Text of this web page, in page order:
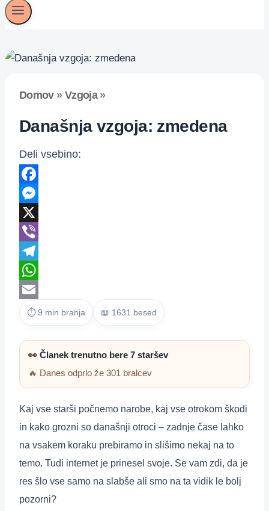
Domov» Vzgoja»
Današnja vzgoja: zmedena
Deli vsebino:
Facebook
Messenger
X
Viber
Telegram
WhatsApp
Email
⏱ 9 min branja 📖 1631 besed
👀 Članek trenutno bere 7 staršev
🔥 Danes odprlo že 301 bralcev
Kaj vse starši počnemo narobe, kaj vse otrokom škodi
in kako grozni so današnji otroci – zadnje čase lahko
na vsakem koraku prebiramo in slišimo nekaj na to
temo. Tudi internet je prinesel svoje. Se vam zdi, da je
res šlo vse samo na slabše ali smo na ta vidik le bolj
pozorni?